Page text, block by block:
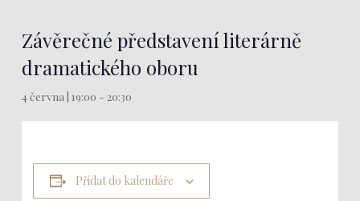
Závěrečné představení literárně
dramatického oboru
4 června | 19:00 -20:30
Přidat do kalendáře